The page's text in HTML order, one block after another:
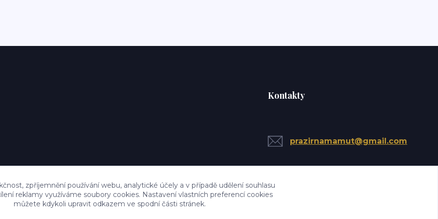
Kontakty
prazirnamamut@gmail.com
zpříjemnění používání webu, analytické účely a v případě udělení souhlasu
reklamy využíváme soubory cookies. Nastavení vlastních preferencí cookies
můžete kdykoli upravit odkazem ve spodní části stránek.